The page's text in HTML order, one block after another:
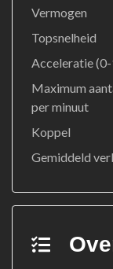
Vermogen
Topsnelheid
Acceleratie
Maximum
per minuut
Koppel
Gemiddeld